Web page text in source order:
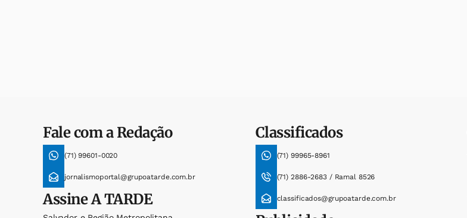
Fale com a Redação
(71) 99601-0020
jornalismoportal@grupoatarde.com.br
AssineA TARDE
Classificados
(71) 99965-8961
(71) 2886-2683 / Ramal 8526
classificados@grupoatarde.com.br